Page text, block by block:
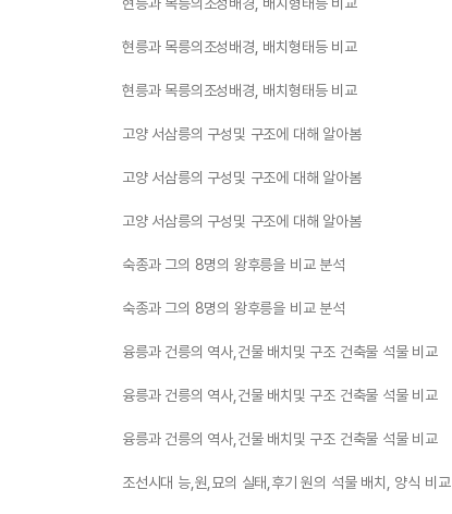
현릉과 목릉의조성배경, 배치형태등 비교
현릉과 목릉의조성배경, 배치형태등 비교
고양 서삼릉의 구성및 구조에 대해 알아봄
고양 서삼릉의 구성및 구조에 대해 알아봄
고양 서삼릉의 구성및 구조에 대해 알아봄
숙종과 그의 8명의 왕후릉을 비교 분석
숙종과 그의 8명의 왕후릉을 비교 분석
융릉과 건릉의 역사,건물 배치및 구조 건축물 석물 비교
융릉과 건릉의 역사,건물 배치및 구조 건축물 석물 비교
융릉과 건릉의 역사,건물 배치및 구조 건축물 석물 비교
조선시대 능,원,묘의 실태,후기 원의 석물 배치, 양식 비교